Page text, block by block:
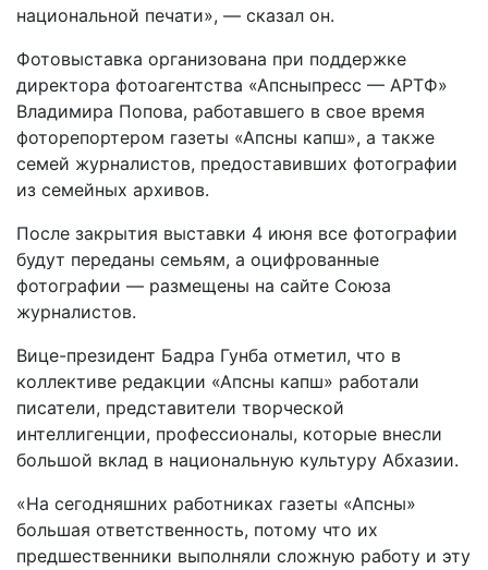
национальной печати», — сказал он.
Фотовыставка организована при поддержке
директора фотоагентства «Апсныпресс — АРТФ»
Владимира Попова, работавшего в свое время
фоторепортером газеты «Апсны капш», а также
семей журналистов, предоставивших фотографии
из семейных архивов.
После закрытия выставки 4 июня все фотографии
будут переданы семьям, а оцифрованные
фотографии — размещены на сайте Союза
журналистов.
Вице-президент Бадра Гунба отметил, что в
коллективе редакции «Апсны капш» работали
писатели, представители творческой
интеллигенции, профессионалы, которые внесли
большой вклад в национальную культуру Абхазии.
«На сегодняшних работниках газеты «Апсны»
большая ответственность, потому что их
предшественники выполняли сложную работу и эту